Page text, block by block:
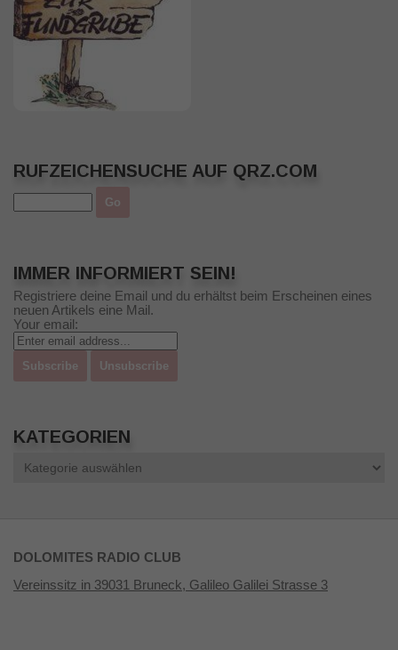
RUFZEICHENSUCHE AUF QRZ.COM
IMMER INFORMIERT SEIN!
Registriere deine Email und du erhältst beim Erscheinen eines
neuen Artikels eine Mail.
Your email:
KATEGORIEN
DOLOMITES RADIO CLUB
Vereinssitz in 39031 Bruneck, Galileo Galilei Strasse 3